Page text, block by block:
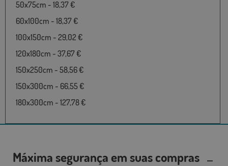
50x75cm - 18,37 €
60x100cm - 18,37 €
100x150cm - 29,02 €
120x180cm - 37,67 €
150x250cm - 58,56 €
150x300cm - 66,55 €
180x300cm - 127,78 €
Máxima segurança em suas compras